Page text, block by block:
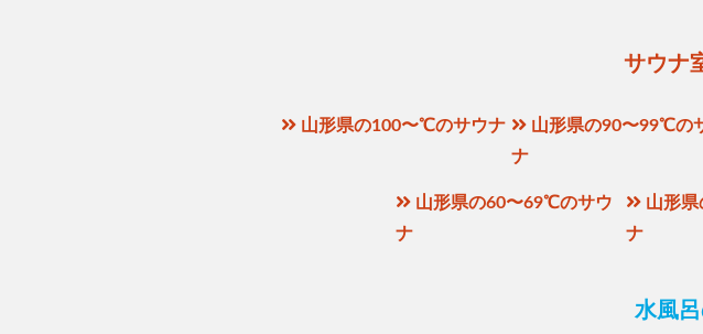
サウナ
山形県の100〜℃のサウナ
山形県の90〜99℃の
ナ
山形県の60〜69℃のサウ
ナ
山形
ナ
水風